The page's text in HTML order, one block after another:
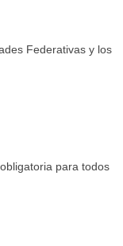
Federativas y los
para todos